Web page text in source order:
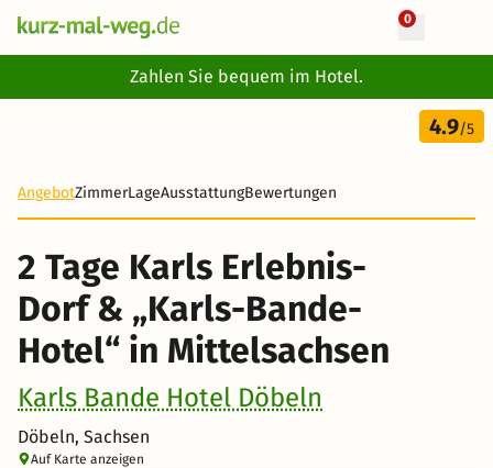
0
Zahlen Sie bequem im Hotel.
2 Tage
72 €
4.9/5
AngebotZimmerLageAusstattungBewertungen
2 Tage Karls Erlebnis-
Dorf & „Karls-Bande-
Hotel“ in Mittelsachsen
Karls Bande Hotel Döbeln
Döbeln, Sachsen
Auf Karte anzeigen